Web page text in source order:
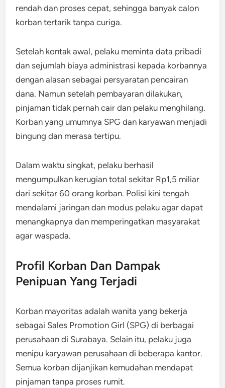
rendah dan proses cepat, sehingga banyak calon
korban tertarik tanpa curiga.
Setelah kontak awal, pelaku meminta data pribadi
dan sejumlah biaya administrasi kepada korbannya
dengan alasan sebagai persyaratan pencairan
dana. Namun setelah pembayaran dilakukan,
pinjaman tidak pernah cair dan pelaku menghilang.
Korban yang umumnya SPG dan karyawan menjadi
bingung dan merasa tertipu.
Dalam waktu singkat, pelaku berhasil
mengumpulkan kerugian total sekitar Rp1,5 miliar
dari sekitar 60 orang korban. Polisi kini tengah
mendalami jaringan dan modus pelaku agar dapat
menangkapnya dan memperingatkan masyarakat
agar waspada.
Profil Korban Dan Dampak
Penipuan Yang Terjadi
Korban mayoritas adalah wanita yang bekerja
sebagai Sales Promotion Girl (SPG) di berbagai
perusahaan di Surabaya. Selain itu, pelaku juga
menipu karyawan perusahaan di beberapa kantor.
Semua korban dijanjikan kemudahan mendapat
pinjaman tanpa proses rumit.